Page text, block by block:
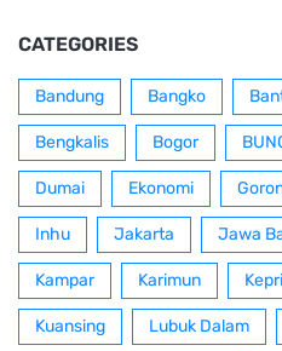
CATEGORIES
Bandung Bangko
Bengkalis Bogor
Dumai Ekonomi
Inhu Jakarta Jawa
Kampar Karimun Kepri
Kuansing Lubuk Dalam